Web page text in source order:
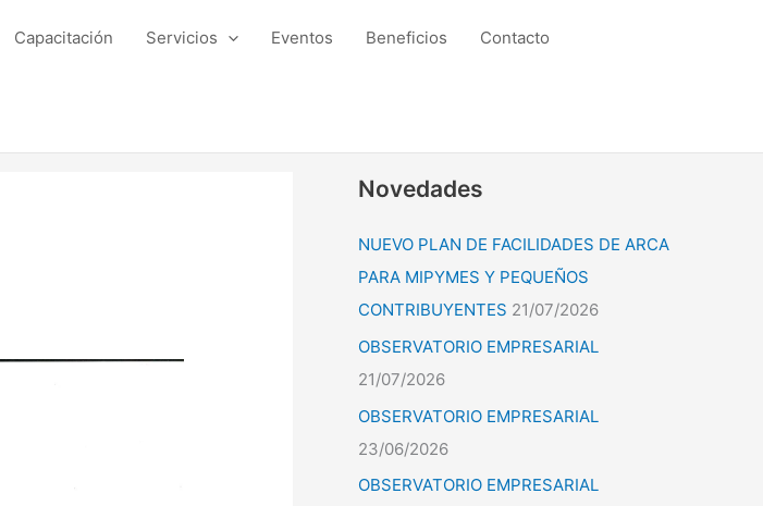
Capacitación Servicios Eventos Beneficios Contacto
Novedades
NUEVO PLAN DE FACILIDADES DE ARCA
PARA MIPYMES Y PEQUEÑOS
CONTRIBUYENTES 21/07/2026
OBSERVATORIO EMPRESARIAL
21/07/2026
OBSERVATORIO EMPRESARIAL
23/06/2026
OBSERVATORIO EMPRESARIAL